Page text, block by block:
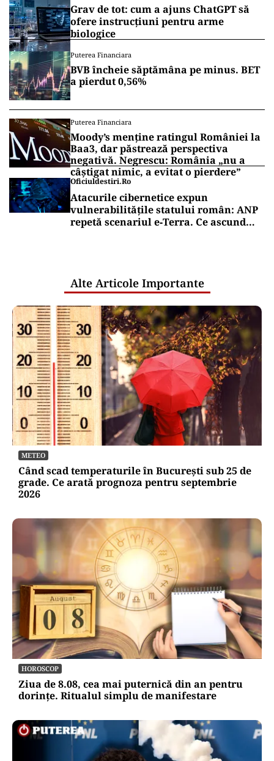
Grav de tot: cum a ajuns ChatGPT să
ofere instrucțiuni pentru arme
biologice
Puterea Financiara
BVB încheie săptămâna pe minus. BET
a pierdut 0,56%
Puterea Financiara
Moody’s menține ratingul României la
Baa3, dar păstrează perspectiva
negativă. Negrescu: România „nu a
câștigat nimic, a evitat o pierdere”
Oficiuldestiri.ro
Atacurile cibernetice expun
vulnerabilitățile statului român: ANP
repetă scenariul e‑Terra. Ce ascund
Alte Articole Importante
METEO
Când scad temperaturile în București sub 25 de
grade. Ce arată prognoza pentru septembrie
2026
HOROSCOP
Ziua de 8.08, cea mai puternică din an pentru
dorințe. Ritualul simplu de manifestare